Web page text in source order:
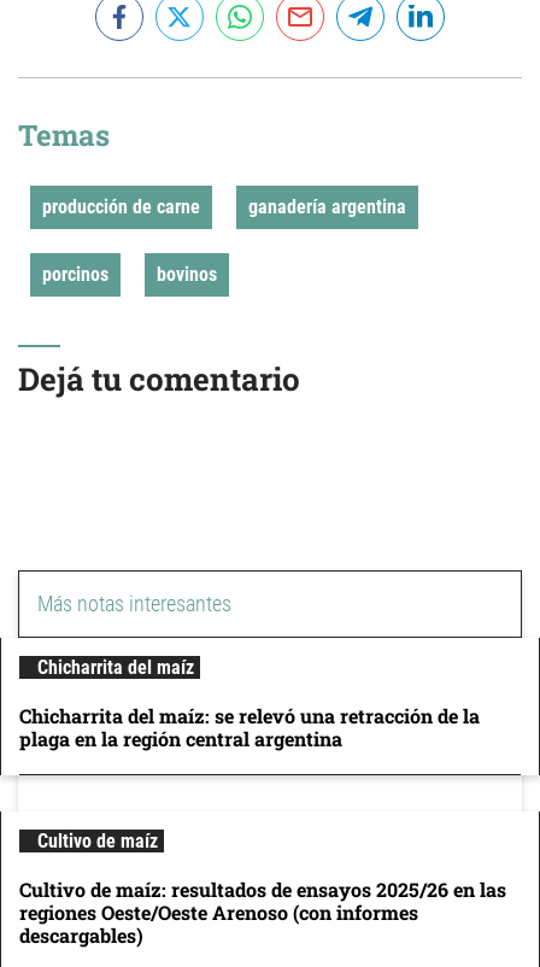
Temas
producción de carne ganadería argentina
porcinos bovinos
Dejá tu comentario
Más notas interesantes
Chicharrita del maíz
Chicharrita del maíz: se relevó una retracción de la
plaga en la región central argentina
Cultivo de maíz
Cultivo de maíz: resultados de ensayos 2025/26 en las
regiones Oeste/Oeste Arenoso (con informes
descargables)